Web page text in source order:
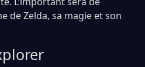
de Zelda, sa magie et son